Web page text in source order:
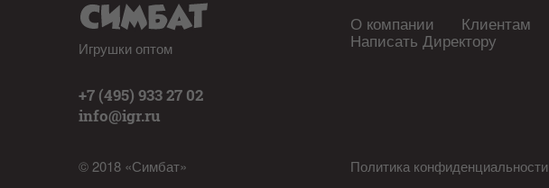
Игрушки оптом
+7 (495) 933 27 02
info@igr.ru
© 2018 «Симбат»
О компании Клиентам
Написать Директору
Политика конфиденциальности